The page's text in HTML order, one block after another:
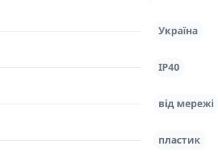
Україна
IP40
від мережі
пластик